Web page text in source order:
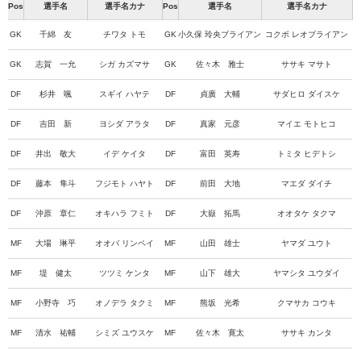
Pos 選手名 選手名カナ Pos 選手名 選手名カナ
GK 千綿 友 チワタ トモ GK 小久保 玲央ブライアン コクボ レオブライアン
GK 志賀 一允 シガ カズマサ GK 佐々木 雅士 ササキ マサト
DF 杉井 颯 スギイ ハヤテ DF 貞廣 大輔 サダヒロ ダイスケ
DF 吉田 新 ヨシダ アラタ DF 真家 元彦 マイエ モトヒコ
DF 井出 敬大 イデ ケイタ DF 富田 英寿 トミタ ヒデトシ
DF 藤本 隼斗 フジモト ハヤト DF 前田 大地 マエダ ダイチ
DF 沖原 章仁 オキハラ フミト DF 大嶽 拓馬 オオタケ タクマ
MF 大場 琳平 オオバ リンペイ MF 山田 雄士 ヤマダ ユウト
MF 堤 健太 ツツミ ケンタ MF 山下 雄大 ヤマシタ ユウダイ
MF 小野寺 巧 オノデラ タクミ MF 熊坂 光希 クマサカ コウキ
MF 清水 祐輔 シミズ ユウスケ MF 佐々木 寛太 ササキ カンタ